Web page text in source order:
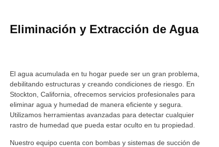
Eliminación y Extracción de Agua
El agua acumulada en tu hogar puede ser un gran problema,
debilitando estructuras y creando condiciones de riesgo. En
Stockton, California, ofrecemos servicios profesionales para
eliminar agua y humedad de manera eficiente y segura.
Utilizamos herramientas avanzadas para detectar cualquier
rastro de humedad que pueda estar oculto en tu propiedad.
Nuestro equipo cuenta con bombas y sistemas de succión de